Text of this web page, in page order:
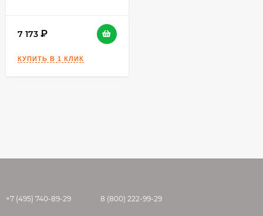
7 173
+7 (495) 740-89-29 8 (800) 222-99-29